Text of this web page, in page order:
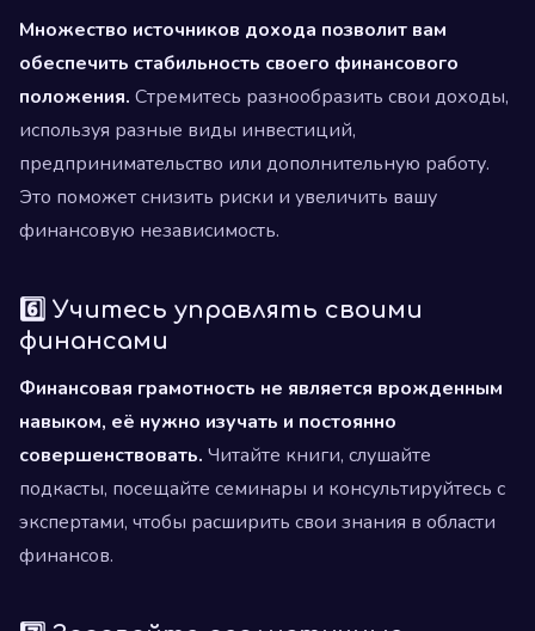
Множество источников дохода позволит вам
обеспечить стабильность своего финансового
положения. Стремитесь разнообразить свои доходы,
используя разные виды инвестиций,
предпринимательство или дополнительную работу.
Это поможет снизить риски и увеличить вашу
финансовую независимость.
6️⃣ Учитесь управлять своими
финансами
Финансовая грамотность не является врожденным
навыком, её нужно изучать и постоянно
совершенствовать. Читайте книги, слушайте
подкасты, посещайте семинары и консультируйтесь с
экспертами, чтобы расширить свои знания в области
финансов.